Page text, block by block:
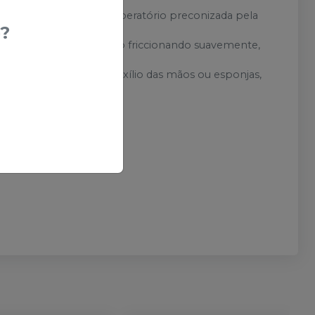
de preparo pré-operatório preconizada pela
pele, aplicar o produto friccionando suavemente,
o produto e, com auxílio das mãos ou esponjas,